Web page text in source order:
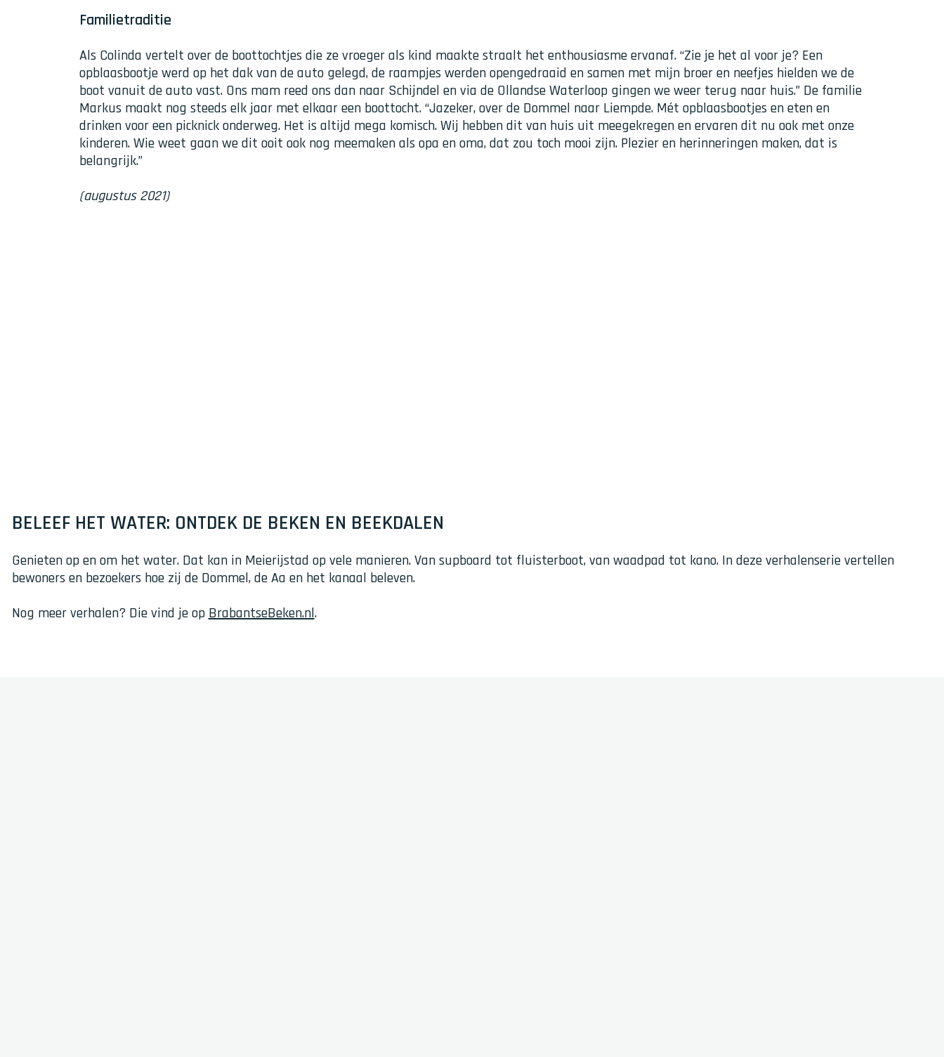
Familietraditie
Als Colinda vertelt over de boottochtjes die ze vroeger als kind maakte straalt het enthousiasme ervanaf. “Zie je het al voor je? Een
opblaasbootje werd op het dak van de auto gelegd, de raampjes werden opengedraaid en samen met mijn broer en neefjes hielden we de
boot vanuit de auto vast. Ons mam reed ons dan naar Schijndel en via de Ollandse Waterloop gingen we weer terug naar huis.” De familie
Markus maakt nog steeds elk jaar met elkaar een boottocht. “Jazeker, over de Dommel naar Liempde. Mét opblaasbootjes en eten en
drinken voor een picknick onderweg. Het is altijd mega komisch. Wij hebben dit van huis uit meegekregen en ervaren dit nu ook met onze
kinderen. Wie weet gaan we dit ooit ook nog meemaken als opa en oma, dat zou toch mooi zijn. Plezier en herinneringen maken, dat is
belangrijk.”
(augustus 2021)
BELEEF HET WATER: ONTDEK DE BEKEN EN BEEKDALEN
Genieten op en om het water. Dat kan in Meierijstad op vele manieren. Van supboard tot fluisterboot, van waadpad tot kano. In deze verhalenserie vertellen
bewoners en bezoekers hoe zij de Dommel, de Aa en het kanaal beleven.
Nog meer verhalen? Die vind je op BrabantseBeken.nl.